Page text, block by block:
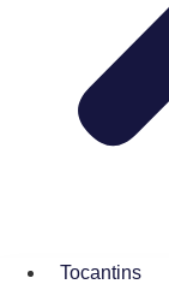
Tocantins